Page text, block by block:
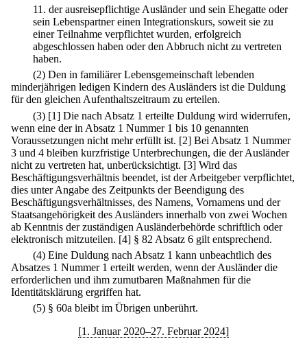
11. der ausreisepflichtige Ausländer und sein Ehegatte oder
sein Lebenspartner einen Integrationskurs, soweit sie zu
einer Teilnahme verpflichtet wurden, erfolgreich
abgeschlossen haben oder den Abbruch nicht zu vertreten
haben.
(2) Den in familiärer Lebensgemeinschaft lebenden
minderjährigen ledigen Kindern des Ausländers ist die Duldung
für den gleichen Aufenthaltszeitraum zu erteilen.
(3) [1] Die nach Absatz 1 erteilte Duldung wird widerrufen,
wenn eine der in Absatz 1 Nummer 1 bis 10 genannten
Voraussetzungen nicht mehr erfüllt ist. [2] Bei Absatz 1 Nummer
3 und 4 bleiben kurzfristige Unterbrechungen, die der Ausländer
nicht zu vertreten hat, unberücksichtigt. [3] Wird das
Beschäftigungsverhältnis beendet, ist der Arbeitgeber verpflichtet,
dies unter Angabe des Zeitpunkts der Beendigung des
Beschäftigungsverhältnisses, des Namens, Vornamens und der
Staatsangehörigkeit des Ausländers innerhalb von zwei Wochen
ab Kenntnis der zuständigen Ausländerbehörde schriftlich oder
elektronisch mitzuteilen. [4] § 82 Absatz 6 gilt entsprechend.
(4) Eine Duldung nach Absatz 1 kann unbeachtlich des
Absatzes 1 Nummer 1 erteilt werden, wenn der Ausländer die
erforderlichen und ihm zumutbaren Maßnahmen für die
Identitätsklärung ergriffen hat.
(5) § 60a bleibt im Übrigen unberührt.
[1. Januar 2020–27. Februar 2024]